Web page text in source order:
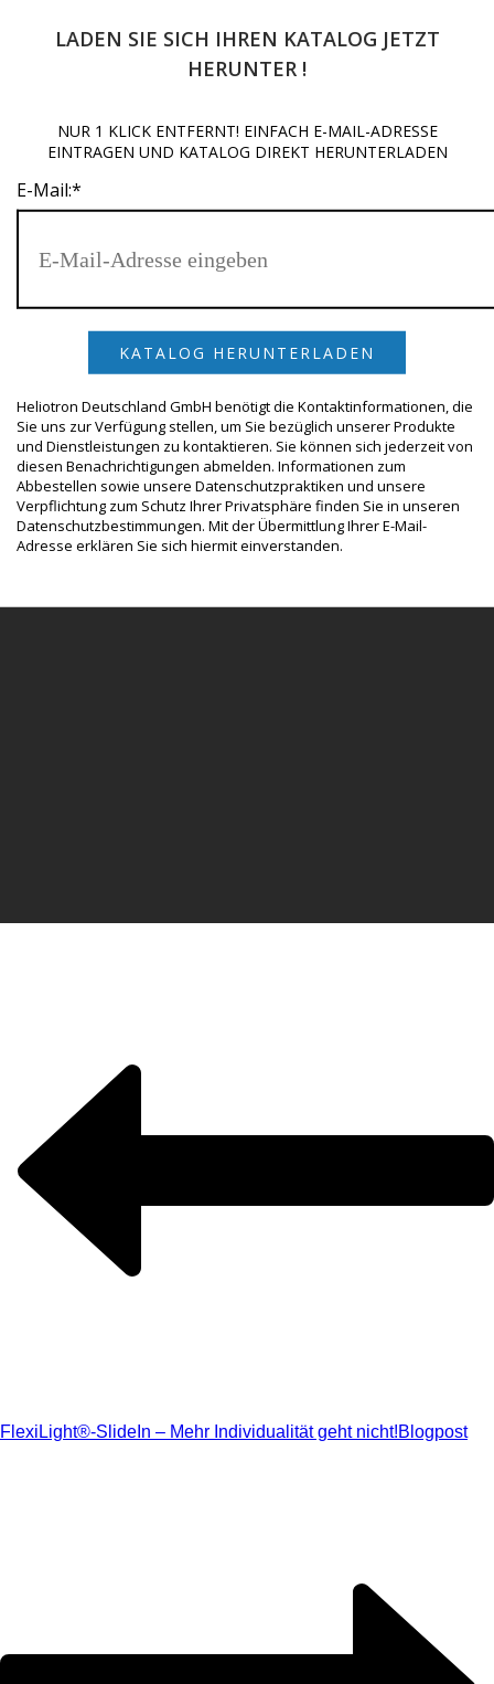
Beginnen Sie mit der Eingabe und drücken Sie Enter, um zu
LADEN SIE SICH IHREN KATALOG JETZT
HERUNTER !
NUR 1 KLICK ENTFERNT! EINFACH E-MAIL-ADRESSE
EINTRAGEN UND KATALOG DIREKT HERUNTERLADEN
E-Mail:*
Heliotron Deutschland GmbH benötigt die Kontaktinformationen, die
Sie uns zur Verfügung stellen, um Sie bezüglich unserer Produkte
und Dienstleistungen zu kontaktieren. Sie können sich jederzeit von
diesen Benachrichtigungen abmelden. Informationen zum
Abbestellen sowie unsere Datenschutzpraktiken und unsere
Verpflichtung zum Schutz Ihrer Privatsphäre finden Sie in unseren
Datenschutzbestimmungen. Mit der Übermittlung Ihrer E-Mail-
Adresse erklären Sie sich hiermit einverstanden.
FlexiLight®-SlideIn – Mehr Individualität geht nicht!Blogpost